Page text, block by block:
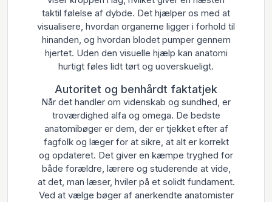
taktil følelse af dybde. Det hjælper os med at
visualisere, hvordan organerne ligger i forhold til
hinanden, og hvordan blodet pumper gennem
hjertet. Uden den visuelle hjælp kan anatomi
hurtigt føles lidt tørt og uoverskueligt.
Autoritet og benhårdt faktatjek
Når det handler om videnskab og sundhed, er
troværdighed alfa og omega. De bedste
anatomibøger er dem, der er tjekket efter af
fagfolk og læger for at sikre, at alt er korrekt
og opdateret. Det giver en kæmpe tryghed for
både forældre, lærere og studerende at vide,
at det, man læser, hviler på et solidt fundament.
Ved at vælge bøger af anerkendte anatomister